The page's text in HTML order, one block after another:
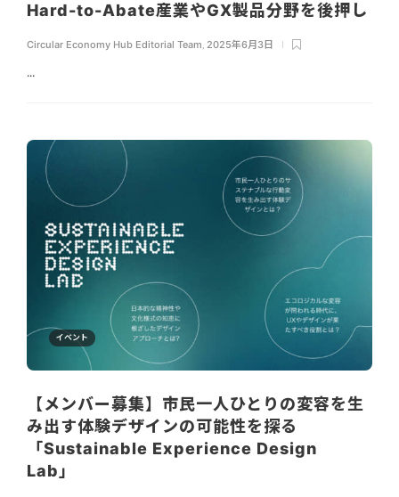
Hard-to-Abate産業やGX製品分野を後押し
Circular Economy Hub Editorial Team, 2025年6月3日
...
イベント
【メンバー募集】市民一人ひとりの変容を生
み出す体験デザインの可能性を探る
「Sustainable Experience Design
Lab」